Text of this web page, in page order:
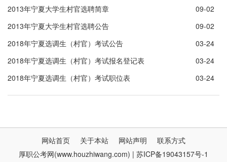
2013年宁夏大学生村官选聘简章
09-02
2013年宁夏大学生村官选聘公告
09-02
2018年宁夏选调生（村官）考试公告
03-24
2018年宁夏选调生（村官）考试报名登记表
03-24
2018年宁夏选调生（村官）考试职位表
03-24
网站首页 关于本站 网站声明
联系方式
厚职公考网(www.houzhiwang.com) | 苏ICP备19043157号-1